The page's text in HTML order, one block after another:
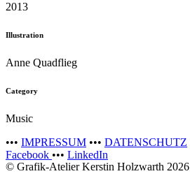
2013
Illustration
Anne Quadflieg
Category
Music
••• IMPRESSUM ••• DATENSCHUTZ
Facebook ••• LinkedIn
© Grafik-Atelier Kerstin Holzwarth 2026